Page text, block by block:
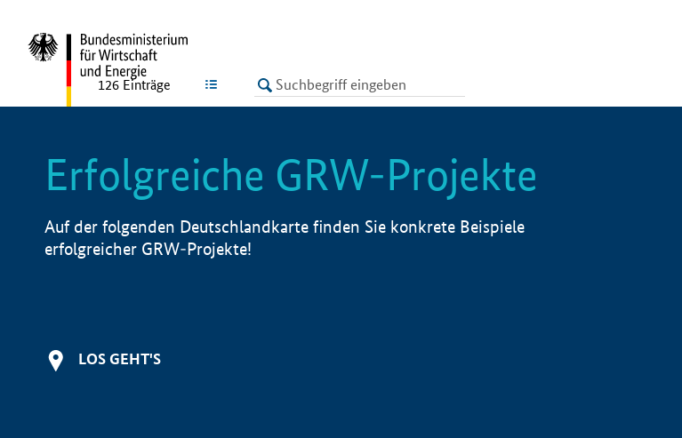
LISTE
126 Einträge
Erfolgreiche GRW-Projekte
Auf der folgenden Deutschlandkarte finden Sie konkrete Beispiele
erfolgreicher GRW-Projekte!
LOS GEHT'S